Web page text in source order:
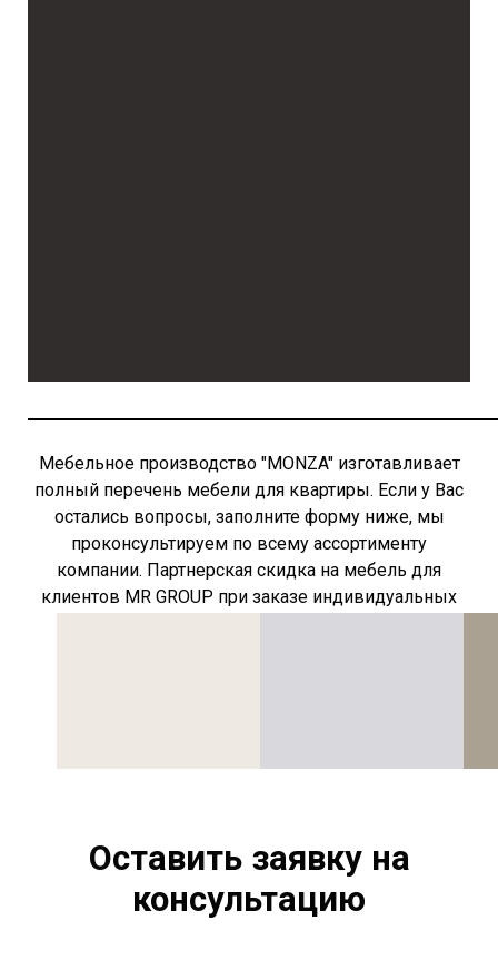
Мебельное производство "MONZA" изготавливает
полный перечень мебели для квартиры. Если у Вас
остались вопросы, заполните форму ниже, мы
проконсультируем по всему ассортименту
компании. Партнерская скидка на мебель для
клиентов MR GROUP при заказе индивидуальных
Оставить заявку на
консультацию